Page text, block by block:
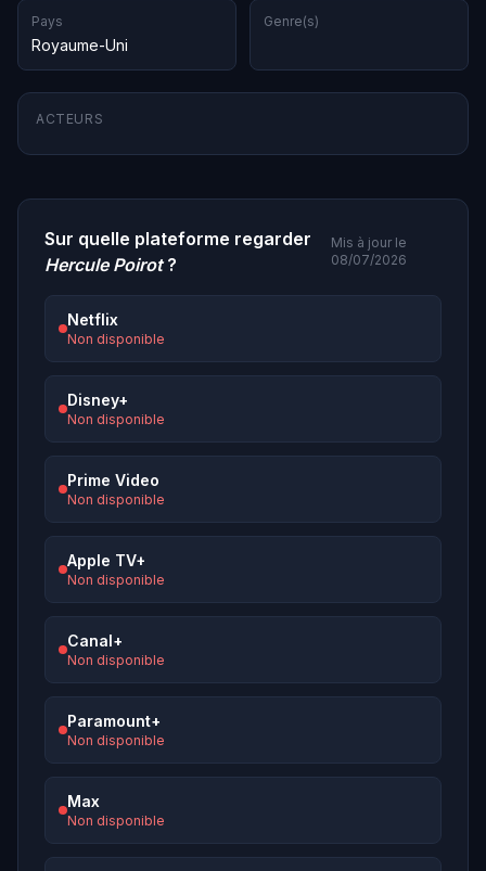
Pays
Royaume-Uni
Genre(s)
ACTEURS
Sur quelle plateforme regarder
Hercule Poirot?
Mis à jour le
08/07/2026
Netflix
Non disponible
Disney+
Non disponible
Prime Video
Non disponible
Apple TV+
Non disponible
Canal+
Non disponible
Paramount+
Non disponible
Max
Non disponible